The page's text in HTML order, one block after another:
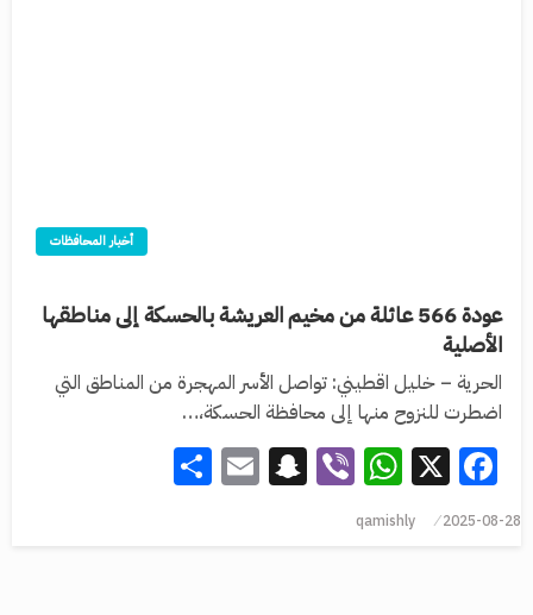
أخبار المحافظات
عودة 566 عائلة من مخيم العريشة بالحسكة إلى مناطقها
الأصلية
الحرية – خليل اقطيني: تواصل الأسر المهجرة من المناطق التي
اضطرت للنزوح منها إلى محافظة الحسكة،…
Facebook
X
WhatsApp
Viber
Snapchat
Email
2025-08-28
qamishly